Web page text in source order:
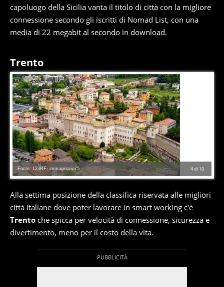
capoluogo della Sicilia vanta il titolo di città con la migliore
connessione secondo gli iscritti di Nomad List, con una
media di 22 megabit al secondo in download.
Trento
4di 10
Fonte: 123RF- immaginario75
Alla settima posizione della classifica riservata alle migliori
città italiane dove poter lavorare in smart working c'è
Trento che spicca per velocità di connessione, sicurezza e
divertimento, meno per il costo della vita.